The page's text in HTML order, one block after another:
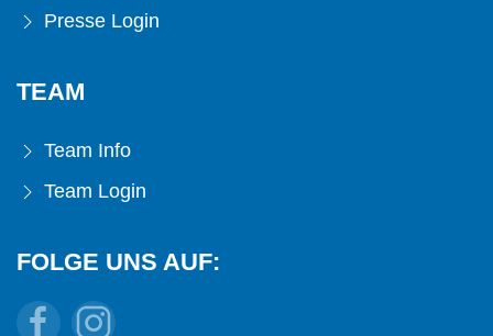
Presse Login
TEAM
Team Info
Team Login
FOLGE UNS AUF: